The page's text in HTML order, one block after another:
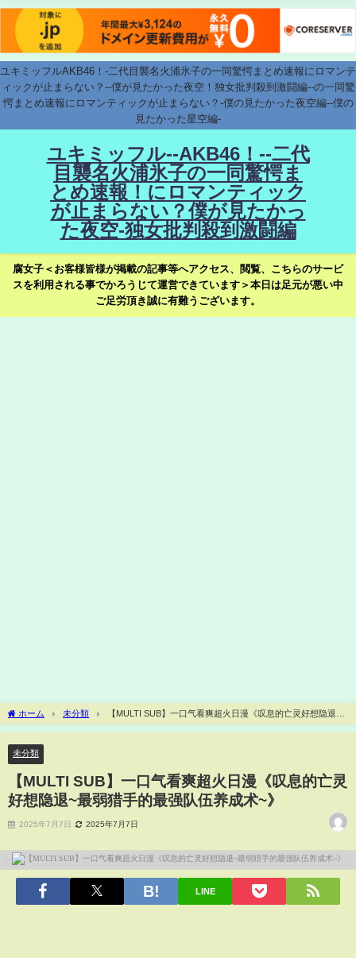
ユキミッフルAKB46！-二代目襲名火浦氷子の一同驚愕まとめ速報にロマンテ
ィックが止まらない？--僕が見たかった夜空！独女批判殺到激闘編--の一同驚
愕まとめ速報にロマンティックが止まらない？-僕の見たかった夜空編--僕の
見たかった星空編-
ユキミッフル--AKB46！--二代
目襲名火浦氷子の一同驚愕ま
とめ速報！にロマンティック
が止まらない？僕が見たかっ
た夜空-独女批判殺到激闘編
腐女子＜お客様皆様が掲載の記事等へアクセス、閲覧、こちらのサービ
スを利用される事でかろうじて運営できています＞本日は足元が悪い中
ご足労頂き誠に有難うございます。
ホーム 未分類
【MULTI SUB】一口气看爽超火日漫《叹息的亡灵好想隐退~
最弱猎手的最强队伍养成术~》
未分類
【MULTI SUB】一口气看爽超火日漫《叹息的亡灵
好想隐退~最弱猎手的最强队伍养成术~》
2025年7月7日 2025年7月7日
LINE